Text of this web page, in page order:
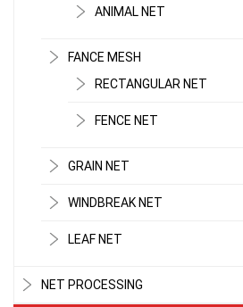
ANIMAL NET
FANCE MESH
RECTANGULAR NET
FENCE NET
GRAIN NET
WINDBREAK NET
LEAF NET
NET PROCESSING